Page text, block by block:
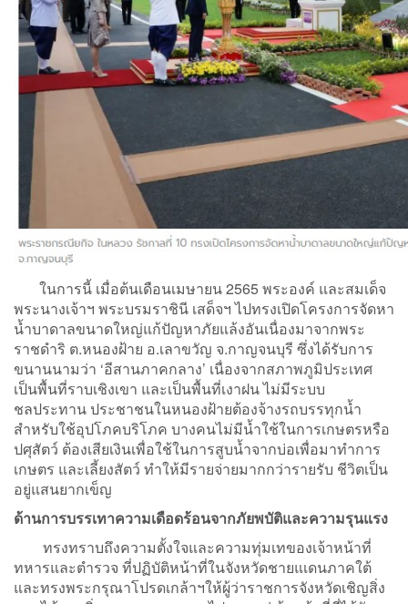
ในการนี้ เมื่อต้นเดือนเมษายน 2565 พระองค์ และสมเด็จ
พระนางเจ้าฯ พระบรมราชินี เสด็จฯ ไปทรงเปิดโครงการจัดหา
น้ำบาดาลขนาดใหญ่แก้ปัญหาภัยแล้งอันเนื่องมาจากพระ
ราชดำริ ต.หนองฝ้าย อ.เลาขวัญ จ.กาญจนบุรี ซึ่งได้รับการ
ขนานนามว่า ‘อีสานภาคกลาง’ เนื่องจากสภาพภูมิประเทศ
เป็นพื้นที่ราบเชิงเขา และเป็นพื้นที่เงาฝน ไม่มีระบบ
ชลประทาน ประชาชนในหนองฝ้ายต้องจ้างรถบรรทุกน้ำ
สำหรับใช้อุปโภคบริโภค บางคนไม่มีน้ำใช้ในการเกษตรหรือ
ปศุสัตว์ ต้องเสียเงินเพื่อใช้ในการสูบน้ำจากบ่อเพื่อมาทำการ
เกษตร และเลี้ยงสัตว์ ทำให้มีรายจ่ายมากกว่ารายรับ ชีวิตเป็น
อยู่แสนยากเข็ญ
ด้านการบรรเทาความเดือดร้อนจากภัยพบัติและความรุนแรง
ทรงทราบถึงความตั้งใจและความทุ่มเทของเจ้าหน้าที่
ทหารและตำรวจ ที่ปฏิบัติหน้าที่ในจังหวัดชายแเดนภาคใต้
และทรงพระกรุณาโปรดเกล้าฯให้ผู้ว่าราชการจังหวัดเชิญสิ่ง